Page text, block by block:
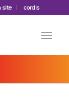
site cordis